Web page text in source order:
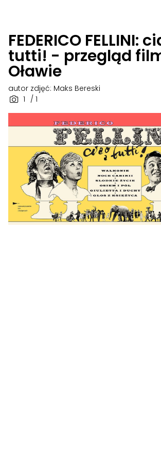
FEDERICO FELLINI:
tutti! - przegląd
Oławie
1 / 1
autor zdjęć: Maks Bereski